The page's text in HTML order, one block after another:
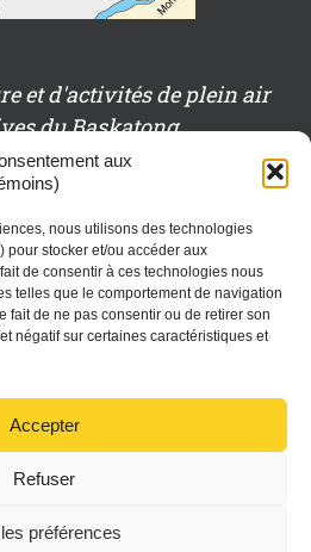
aux
nous utilisons des technologies
pour stocker et/ou accéder aux
de consentir à ces technologies nous
telles que le comportement de navigation
fait de ne pas consentir ou de retirer son
négatif sur certaines caractéristiques et
Accepter
Refuser
préférences
et d'activités de plein air
du Baskatong
famille ou entre amis
Responsable"
motoneige et quad
vous y attendent